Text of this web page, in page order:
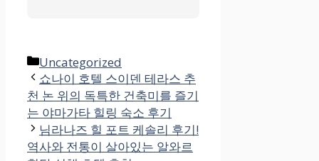
카
테
고
리
Uncategorized
쇼나이 호텔 스이덴 테라스 추
천 논 위의 독특한 건축미를 즐기
는 야마가타 힐링 숙소 후기
님라나즈 힐 포트 케솔리 후기!
역사와 전통이 살아있는 알와르